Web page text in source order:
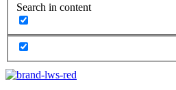
Search in content